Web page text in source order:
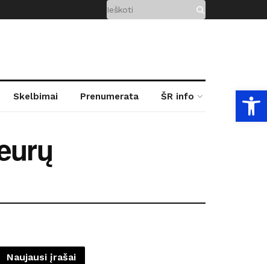
Skelbimai Prenumerata ŠR info
Naujausi įrašai